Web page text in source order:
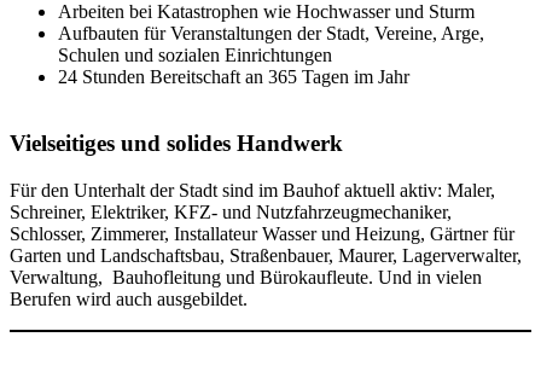
Arbeiten bei Katastrophen wie Hochwasser und Sturm
Aufbauten für Veranstaltungen der Stadt, Vereine, Arge,
Schulen und sozialen Einrichtungen
24 Stunden Bereitschaft an 365 Tagen im Jahr
Vielseitiges und solides Handwerk
Für den Unterhalt der Stadt sind im Bauhof aktuell aktiv: Maler,
Schreiner, Elektriker, KFZ- und Nutzfahrzeugmechaniker,
Schlosser, Zimmerer, Installateur Wasser und Heizung, Gärtner für
Garten und Landschaftsbau, Straßenbauer, Maurer, Lagerverwalter,
Verwaltung, Bauhofleitung und Bürokaufleute. Und in vielen
Berufen wird auch ausgebildet.